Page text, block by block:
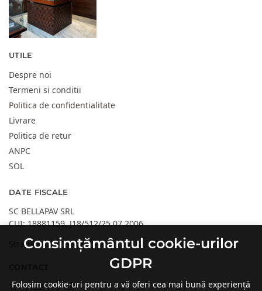
UTILE
Despre noi
Termeni si conditii
Politica de confidentialitate
Livrare
Politica de retur
ANPC
SOL
DATE FISCALE
SC BELLAPAV SRL
CUI: 18881159, J18/512/25.07.2006
Strada 30 Decembrie, Targu Jiu, GJ, Romania
Tel:0723 108 109
Consimțământul cookie-urilor
GDPR
Folosim cookie-uri pentru a vă oferi cea mai bună experiență